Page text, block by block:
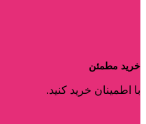
خرید مطمئن
با اطمینان خرید کنید.